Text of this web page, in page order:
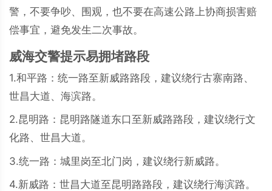
警，不要争吵、围观，也不要在高速公路上协商损害赔
偿事宜，避免发生二次事故。
威海交警提示易拥堵路段
1.和平路：统一路至新威路路段，建议绕行古寨南路、
世昌大道、海滨路。
2.昆明路：昆明路隧道东口至新威路路段，建议绕行文
化路、世昌大道。
3.统一路：城里岗至北门岗，建议绕行新威路。
4.新威路：世昌大道至昆明路路段，建议绕行海滨路。